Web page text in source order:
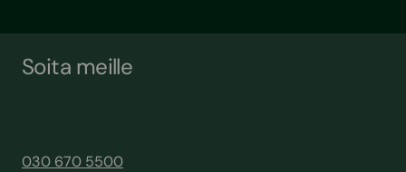
Soita meille
030 670 5500